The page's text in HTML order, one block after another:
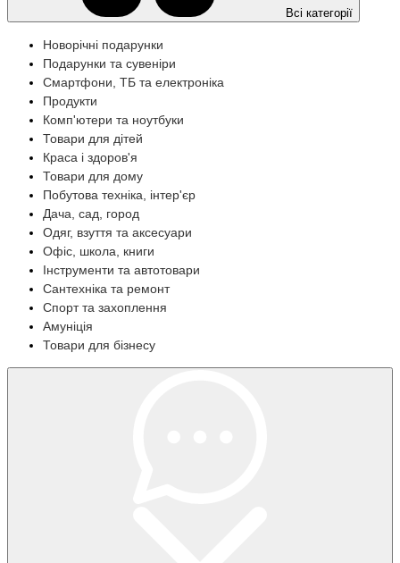
Всі категорії
Новорічні подарунки
Подарунки та сувеніри
Смартфони, ТБ та електроніка
Продукти
Комп'ютери та ноутбуки
Товари для дітей
Краса і здоров'я
Товари для дому
Побутова техніка, інтер'єр
Дача, сад, город
Одяг, взуття та аксесуари
Офіс, школа, книги
Інструменти та автотовари
Сантехніка та ремонт
Спорт та захоплення
Амуніція
Товари для бізнесу